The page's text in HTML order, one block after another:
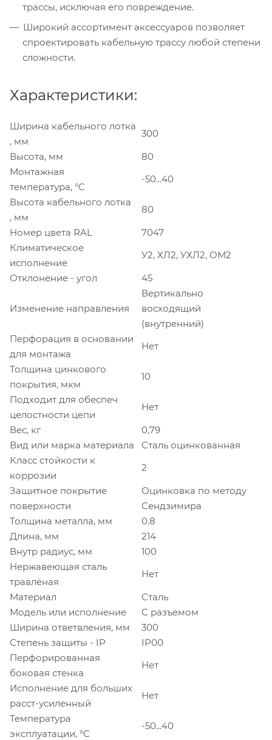
трассы, исключая его повреждение.
Широкий ассортимент аксессуаров позволяет
спроектировать кабельную трассу любой степени
сложности.
Характеристики:
Ширина кабельного лотка
, мм
300
Высота, мм
80
Монтажная
температура, °C
-50...40
Высота кабельного лотка
, мм
80
Номер цвета RAL
7047
Климатическое
исполнение
У2, ХЛ2, УХЛ2, ОМ2
Отклонение - угол
45
Изменение направления
Вертикально
восходящий
(внутренний)
Перфорация в основании
для монтажа
Нет
Толщина цинкового
покрытия, мкм
10
Подходит для обеспеч
целостности цепи
Нет
Вес, кг
0,79
Вид или марка материала
Сталь оцинкованная
Класс стойкости к
коррозии
2
Защитное покрытие
поверхности
Оцинковка по методу
Сендзимира
Толщина металла, мм
0.8
Длина, мм
214
Внутр радиус, мм
100
Нержавеющая сталь
травлёная
Нет
Материал
Сталь
Модель или исполнение
C разъемом
Ширина ответвления, мм
300
Степень защиты - IP
IP00
Перфорированная
боковая стенка
Нет
Исполнение для больших
расст-усиленный
Нет
Температура
эксплуатации, °C
-50...40